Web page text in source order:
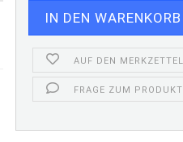
AUF DEN MERKZETTEL
FRAGE ZUM PRODUKT